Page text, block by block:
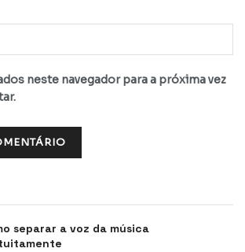
neste navegador para a próxima vez
separar a voz da música